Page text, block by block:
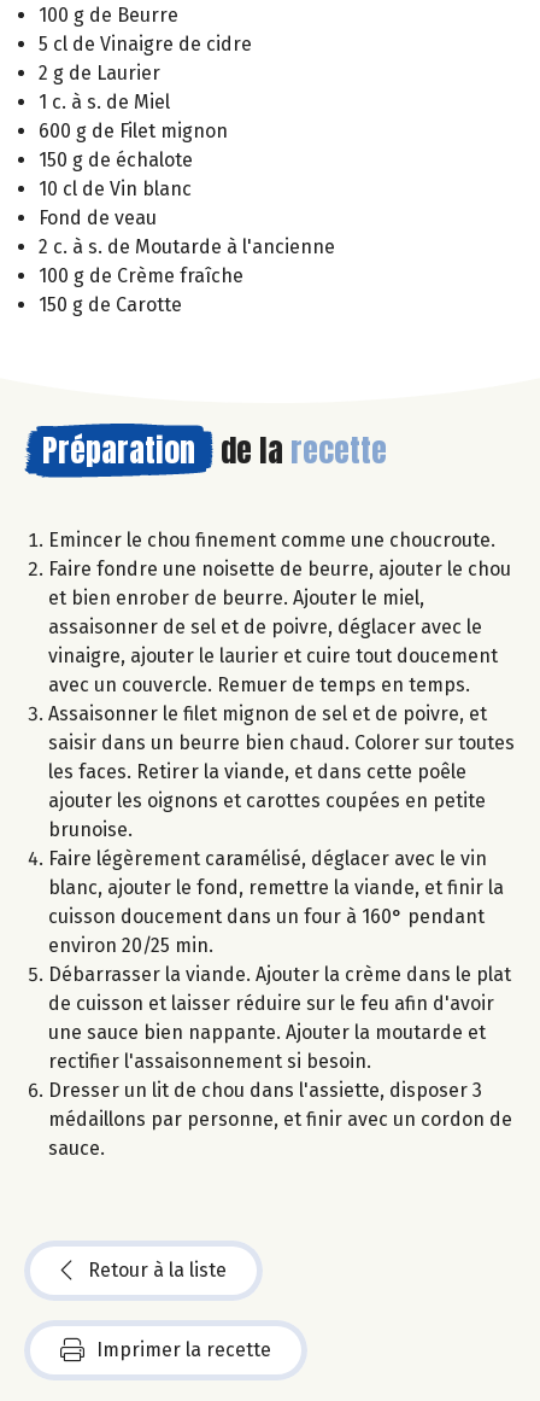
100 g de Beurre
5 cl de Vinaigre de cidre
2 g de Laurier
1 c. à s. de Miel
600 g de Filet mignon
150 g de échalote
10 cl de Vin blanc
Fond de veau
2 c. à s. de Moutarde à l'ancienne
100 g de Crème fraîche
150 g de Carotte
Préparation de la recette
Emincer le chou finement comme une choucroute.
Faire fondre une noisette de beurre, ajouter le chou
et bien enrober de beurre. Ajouter le miel,
assaisonner de sel et de poivre, déglacer avec le
vinaigre, ajouter le laurier et cuire tout doucement
avec un couvercle. Remuer de temps en temps.
Assaisonner le filet mignon de sel et de poivre, et
saisir dans un beurre bien chaud. Colorer sur toutes
les faces. Retirer la viande, et dans cette poêle
ajouter les oignons et carottes coupées en petite
brunoise.
Faire légèrement caramélisé, déglacer avec le vin
blanc, ajouter le fond, remettre la viande, et finir la
cuisson doucement dans un four à 160° pendant
environ 20/25 min.
Débarrasser la viande. Ajouter la crème dans le plat
de cuisson et laisser réduire sur le feu afin d'avoir
une sauce bien nappante. Ajouter la moutarde et
rectifier l'assaisonnement si besoin.
Dresser un lit de chou dans l'assiette, disposer 3
médaillons par personne, et finir avec un cordon de
sauce.
Retour à la liste
Imprimer la recette